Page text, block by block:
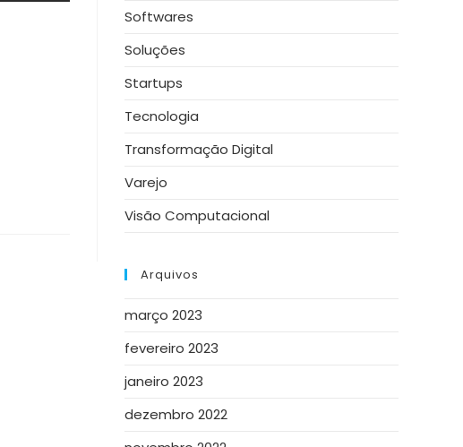
Softwares
Soluções
Startups
Tecnologia
Transformação Digital
Varejo
Visão Computacional
Arquivos
março 2023
fevereiro 2023
janeiro 2023
dezembro 2022